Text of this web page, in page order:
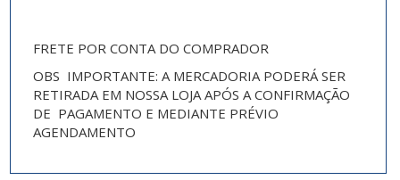
FRETE POR CONTA DO COMPRADOR
OBS IMPORTANTE: A MERCADORIA PODERÁ SER
RETIRADA EM NOSSA LOJA APÓS A CONFIRMAÇÃO
DE PAGAMENTO E MEDIANTE PRÉVIO
AGENDAMENTO